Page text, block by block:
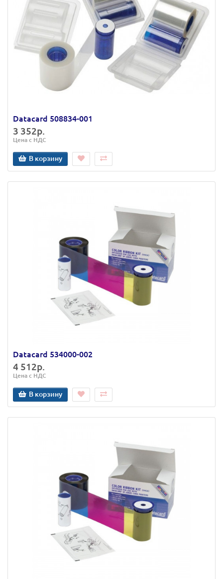
Datacard 508834-001
3 352р.
Цена с НДС
В корзину
Datacard 534000-002
4 512р.
Цена с НДС
В корзину